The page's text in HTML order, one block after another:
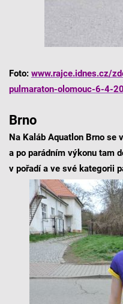
Foto: www.rajce.idnes.cz/
pulmaraton-olomouc-6-4-
Brno
Na Kaláb Aquatlon Brno se
a po parádním výkonu tam
v pořadí a ve své kategorii